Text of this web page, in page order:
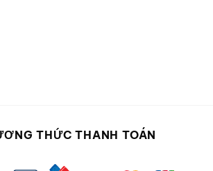
THỨC THANH TOÁN